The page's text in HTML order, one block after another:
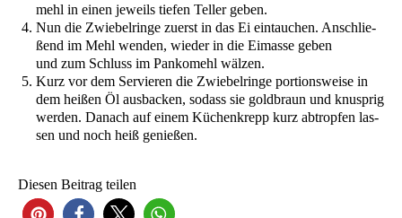
mehl in einen jeweils tie­fen Tel­ler geben.
Nun die Zwie­bel­rin­ge zuerst in das Ei ein­tau­chen. Anschlie­
ßend im Mehl wen­den, wie­der in die Eimas­se geben
und zum Schluss im Pan­ko­mehl wälzen.
Kurz vor dem Ser­vie­ren die Zwie­bel­rin­ge por­ti­ons­wei­se in
dem hei­ßen Öl aus­ba­cken, sodass sie gold­braun und knusp­rig
wer­den. Danach auf einem Küchen­krepp kurz abtrop­fen las­
sen und noch heiß genießen.
Die­sen Bei­trag teilen
24